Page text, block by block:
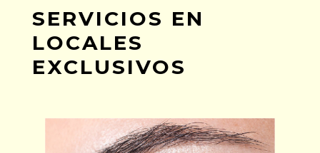
SERVICIOS EN
LOCALES
EXCLUSIVOS